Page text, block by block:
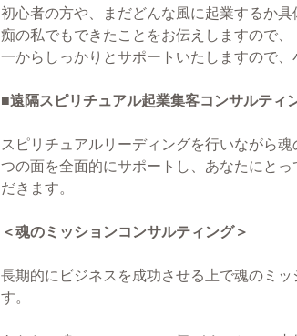
初心者の方や、まだどんな風に起業するか
痴の私でもできたことをお伝えしますので
一からしっかりとサポートいたしますので
■遠隔スピリチュアル起業集客コンサルティ
スピリチュアルリーディングを行いながら
つの面を全面的にサポートし、あなたにと
だきます。
＜魂のミッションコンサルティング＞
長期的にビジネスを成功させる上で魂のミ
す。